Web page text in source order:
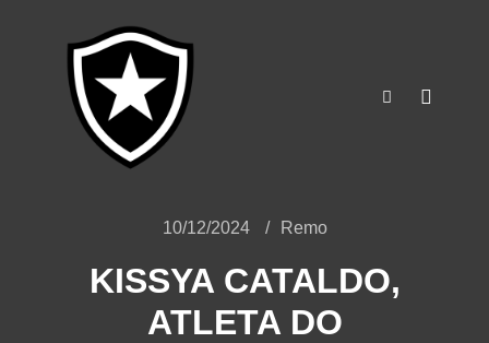
10/12/2024 Remo
KISSYA CATALDO,
ATLETA DO